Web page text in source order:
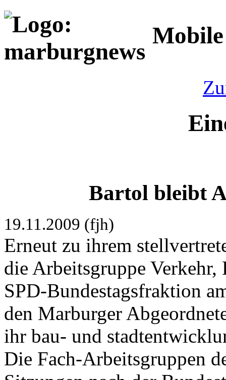
Bartol bleibt
19.11.2009 (fjh)
Erneut zu ihrem
die Arbeitsgruppe
SPD-Bundestagsfraktion
den Marburger
ihr bau- und
Die Fach-Arbeitsgruppen